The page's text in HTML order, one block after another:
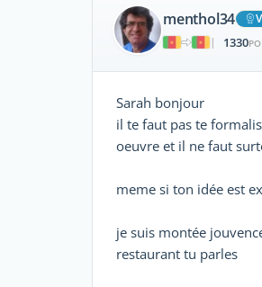
menthol34
|
1330
Sarah bonjour
il te faut pas te
oeuvre et il ne faut
meme si ton idée est
je suis montée
restaurant tu parles